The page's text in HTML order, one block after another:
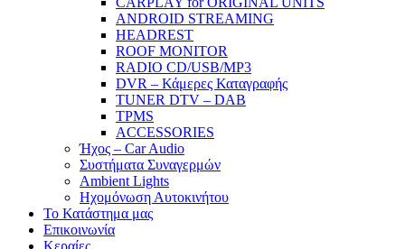
ANDROID STREAMING
HEADREST
ROOF MONITOR
RADIO CD/USB/MP3
DVR – Κάμερες Καταγραφής
TUNER DTV – DAB
TPMS
ACCESSORIES
Ήχος – Car Audio
Συστήματα Συναγερμών
Ambient Lights
Hχομόνωση Αυτοκινήτου
Το Κατάστημα μας
Επικοινωνία